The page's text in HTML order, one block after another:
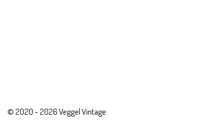
© 2020 - 2026 Veggel Vintage